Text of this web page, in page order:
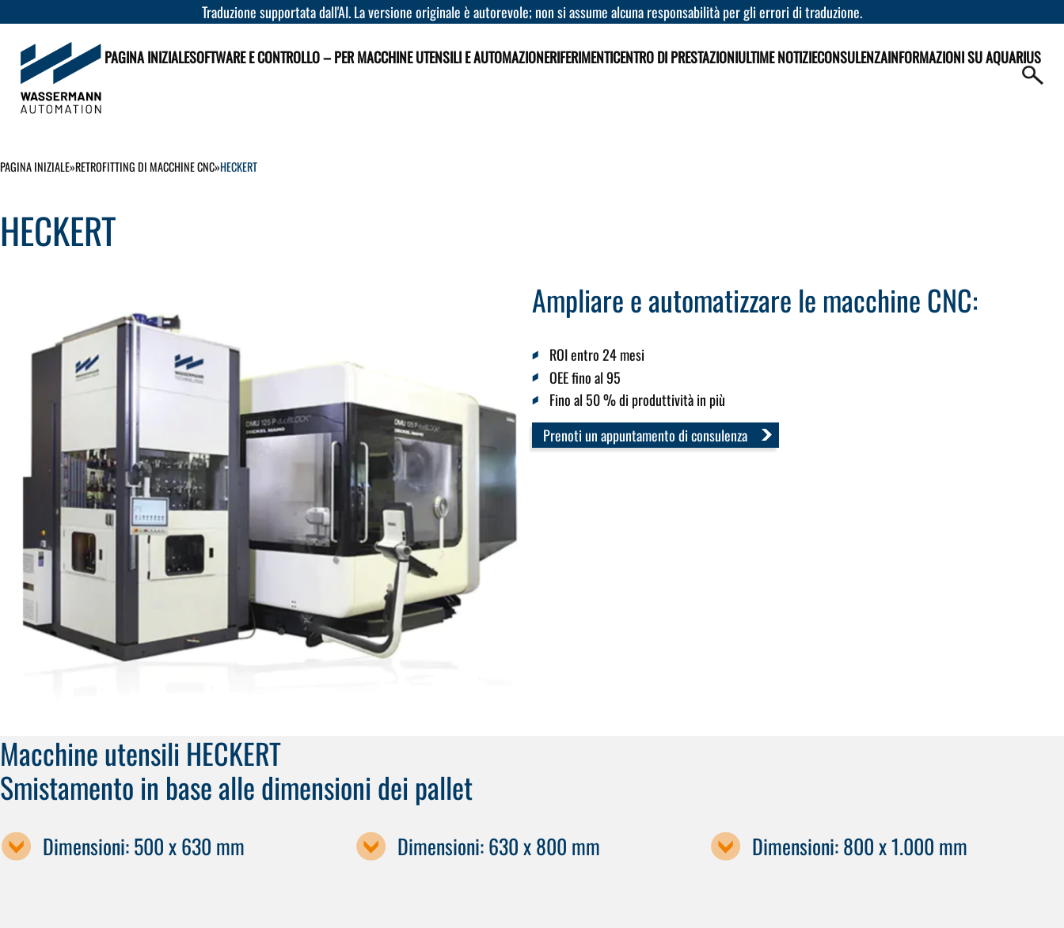
Traduzione supportata dall'AI. La versione originale è autorevole; non si assume alcuna responsabilità per gli errori di traduzione.
PAGINA INIZIALESOFTWARE E CONTROLLO – PER MACCHINE UTENSILI E AUTOMAZIONERIFERIMENTICENTRO DI PRESTAZIONIULTIME NOTIZIECONSULENZAINFORMAZIONI SU AQUARIUS
PAGINA INIZIALE»RETROFITTING DI MACCHINE CNC»HECKERT
HECKERT
Ampliare e automatizzare le macchine CNC:
ROI entro 24 mesi
OEE fino al 95
Fino al 50 % di produttività in più
Prenoti un appuntamento di consulenza
Macchine utensili HECKERT
Smistamento in base alle dimensioni dei pallet
Dimensioni: 500 x 630 mm Dimensioni: 630 x 800 mm Dimensioni: 800 x 1.000 mm